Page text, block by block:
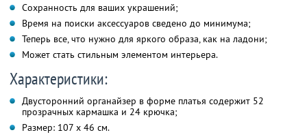
Сохранность для ваших украшений;
Время на поиски аксессуаров сведено до минимума;
Теперь все, что нужно для яркого образа, как на ладони;
Может стать стильным элементом интерьера.
Характеристики:
Двусторонний органайзер в форме платья содержит 52
прозрачных кармашка и 24 крючка;
Размер: 107 х 46 см.